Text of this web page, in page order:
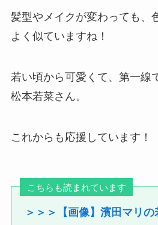
髪型やメイクが変わっても、
よく似ていますね！
若い頃から可愛くて、第一線
松本若菜さん。
これからも応援しています！
こちらも読まれています
＞＞＞【画像】濱田マリ